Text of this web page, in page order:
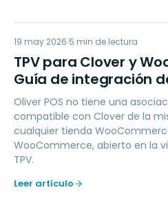
TP
PAYMENTS
19 may 2026 5 min de lectura
TPV para Clover y
Guía de integración
Oliver POS no tiene una
compatible con Clover de la
cualquier tienda
WooCommerce, abierto en la
TPV.
Leer artículo